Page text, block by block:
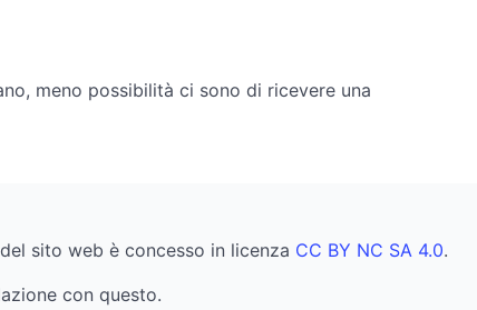
meno possibilità ci sono di ricevere una
sito web è concesso in licenza CC BY NC SA 4.0.
con questo.